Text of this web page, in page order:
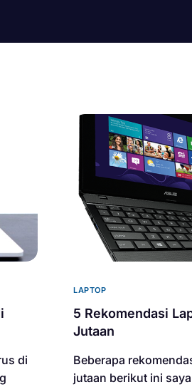
di
LAPTOP
5 Rekomendasi
Jutaan
Beberapa
jutaan berikut ini